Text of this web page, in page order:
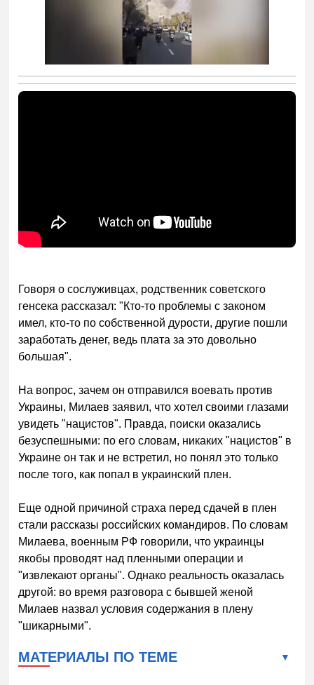
Говоря о сослуживцах, родственник советского
генсека рассказал: "Кто-то проблемы с законом
имел, кто-то по собственной дурости, другие пошли
заработать денег, ведь плата за это довольно
большая".
На вопрос, зачем он отправился воевать против
Украины, Милаев заявил, что хотел своими глазами
увидеть "нацистов". Правда, поиски оказались
безуспешными: по его словам, никаких "нацистов" в
Украине он так и не встретил, но понял это только
после того, как попал в украинский плен.
Еще одной причиной страха перед сдачей в плен
стали рассказы российских командиров. По словам
Милаева, военным РФ говорили, что украинцы
якобы проводят над пленными операции и
"извлекают органы". Однако реальность оказалась
другой: во время разговора с бывшей женой
Милаев назвал условия содержания в плену
"шикарными".
МАТЕРИАЛЫ ПО ТЕМЕ